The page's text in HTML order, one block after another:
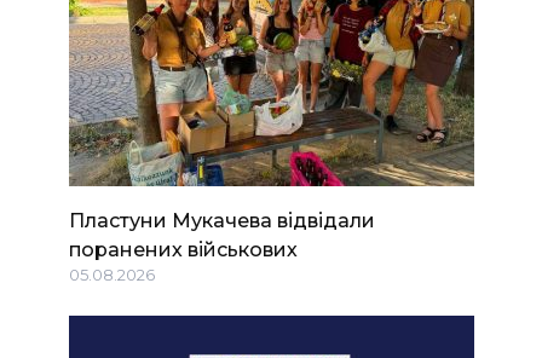
Пластуни Мукачева відвідали
поранених військових
05.08.2026